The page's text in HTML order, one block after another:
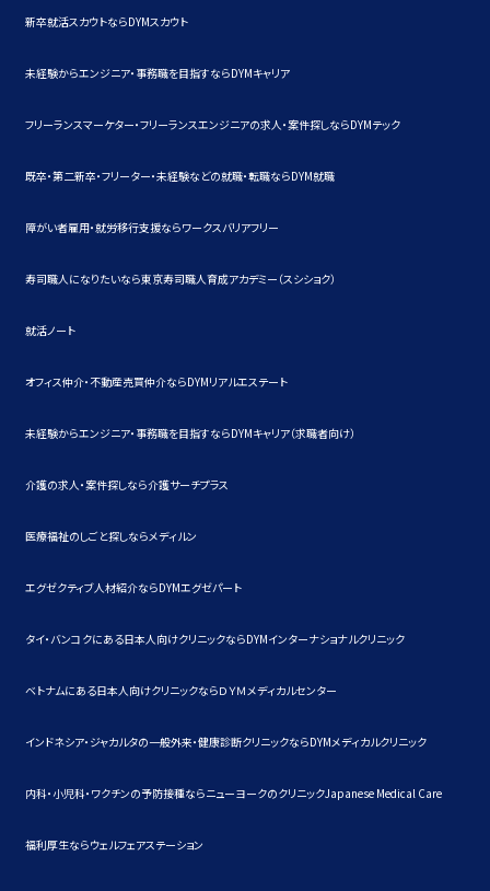
新卒就活スカウトならDYMスカウト
未経験からエンジニア・事務職を目指すならDYMキャリア
フリーランスマーケター・フリーランスエンジニアの求人・案件探しならDYMテック
既卒・第二新卒・フリーター・未経験などの就職・転職ならDYM就職
障がい者雇用・就労移行支援ならワークスバリアフリー
寿司職人になりたいなら東京寿司職人育成アカデミー（スシショク）
就活ノート
オフィス仲介・不動産売買仲介ならDYMリアルエステート
未経験からエンジニア・事務職を目指すならDYMキャリア（求職者向け）
介護の求人・案件探しなら介護サーチプラス
医療福祉のしごと探しならメディルン
エグゼクティブ人材紹介ならDYMエグゼパート
タイ・バンコクにある日本人向けクリニックならDYMインターナショナルクリニック
ベトナムにある日本人向けクリニックならＤＹＭメディカルセンター
インドネシア・ジャカルタの一般外来・健康診断クリニックならDYMメディカルクリニック
内科・小児科・ワクチンの予防接種ならニューヨークのクリニックJapanese Medical Care
福利厚生ならウェルフェアステーション